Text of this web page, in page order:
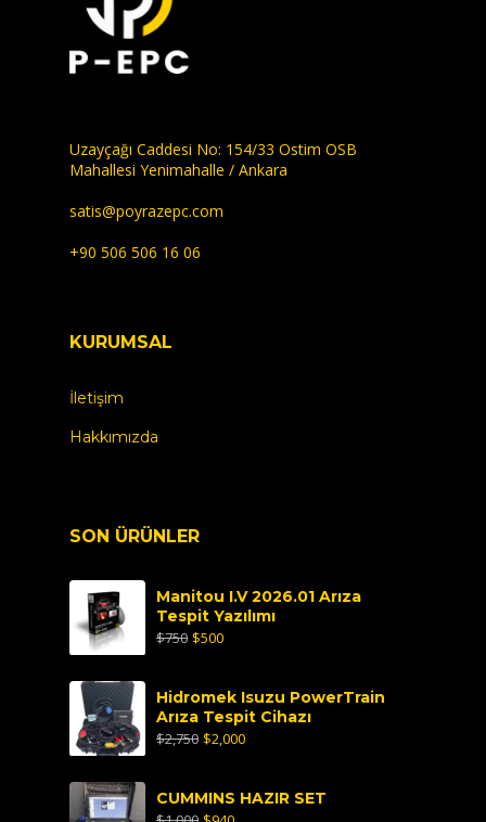
Uzayçağı Caddesi No: 154/33 Ostim OSB
Mahallesi Yenimahalle / Ankara
satis@poyrazepc.com
+90 506 506 16 06
KURUMSAL
İletişim
Hakkımızda
SON ÜRÜNLER
Manitou I.V 2026.01 Arıza
Tespit Yazılımı
$750 $500
Hidromek Isuzu PowerTrain
Arıza Tespit Cihazı
$2,750 $2,000
CUMMINS HAZIR SET